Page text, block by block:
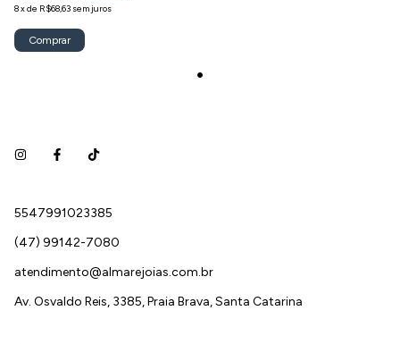
8xde R$68,63 sem juros
Comprar
5547991023385
(47) 99142-7080
atendimento@almarejoias.com.br
Av. Osvaldo Reis, 3385, Praia Brava, Santa Catarina